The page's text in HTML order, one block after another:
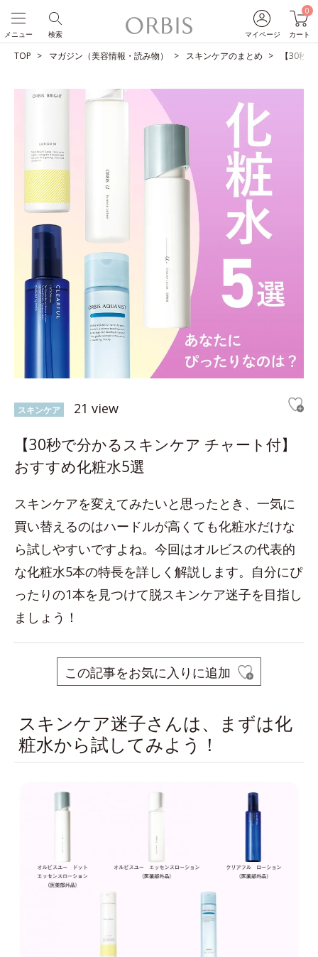
マイページ
0
カート
検索
メニュー
TOP マガジン（美容情報・読み物） スキンケアのまとめ 【30秒
スキンケア 21 view
【30秒で分かるスキンケア チャート付】
おすすめ化粧水5選
スキンケアを変えてみたいと思ったとき、一気に
買い替えるのはハードルが高くても化粧水だけな
ら試しやすいですよね。今回はオルビスの代表的
な化粧水5本の特長を詳しく解説します。自分にぴ
ったりの1本を見つけて脱スキンケア迷子を目指し
ましょう！
この記事をお気に入りに追加
スキンケア迷子さんは、まずは化
粧水から試してみよう！